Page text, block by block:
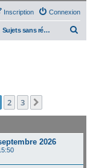
Connexion
Inscription
Sujets sans réponse
c
2 3
2026